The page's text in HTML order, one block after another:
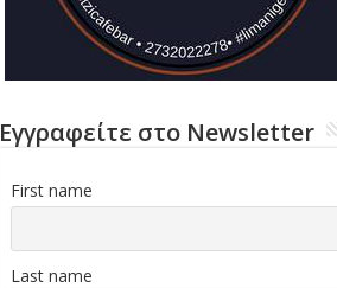
Εγγραφείτε στο Newsletter
First name
Last name